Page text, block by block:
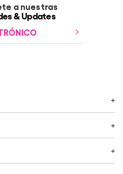
a nuestras
& Updates